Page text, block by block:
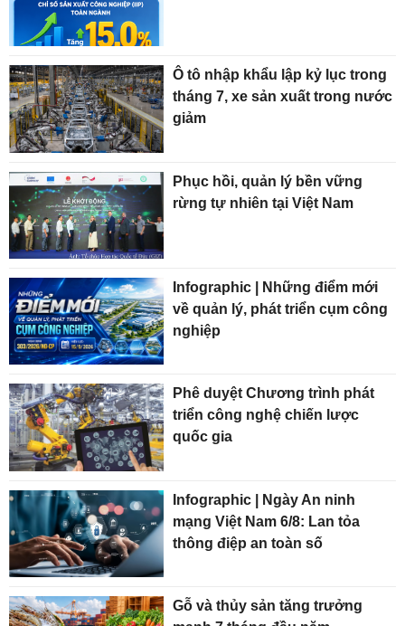
Ô tô nhập khẩu lập kỷ lục trong
tháng 7, xe sản xuất trong nước
giảm
Phục hồi, quản lý bền vững
rừng tự nhiên tại Việt Nam
Infographic | Những điểm mới
về quản lý, phát triển cụm công
nghiệp
Phê duyệt Chương trình phát
triển công nghệ chiến lược
quốc gia
Infographic | Ngày An ninh
mạng Việt Nam 6/8: Lan tỏa
thông điệp an toàn số
Gỗ và thủy sản tăng trưởng